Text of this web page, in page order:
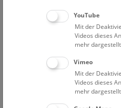
Eine Nacht
YouTube
Mit der
Videos dieses
mehr
Vimeo
Mit der
Videos dieses
mehr